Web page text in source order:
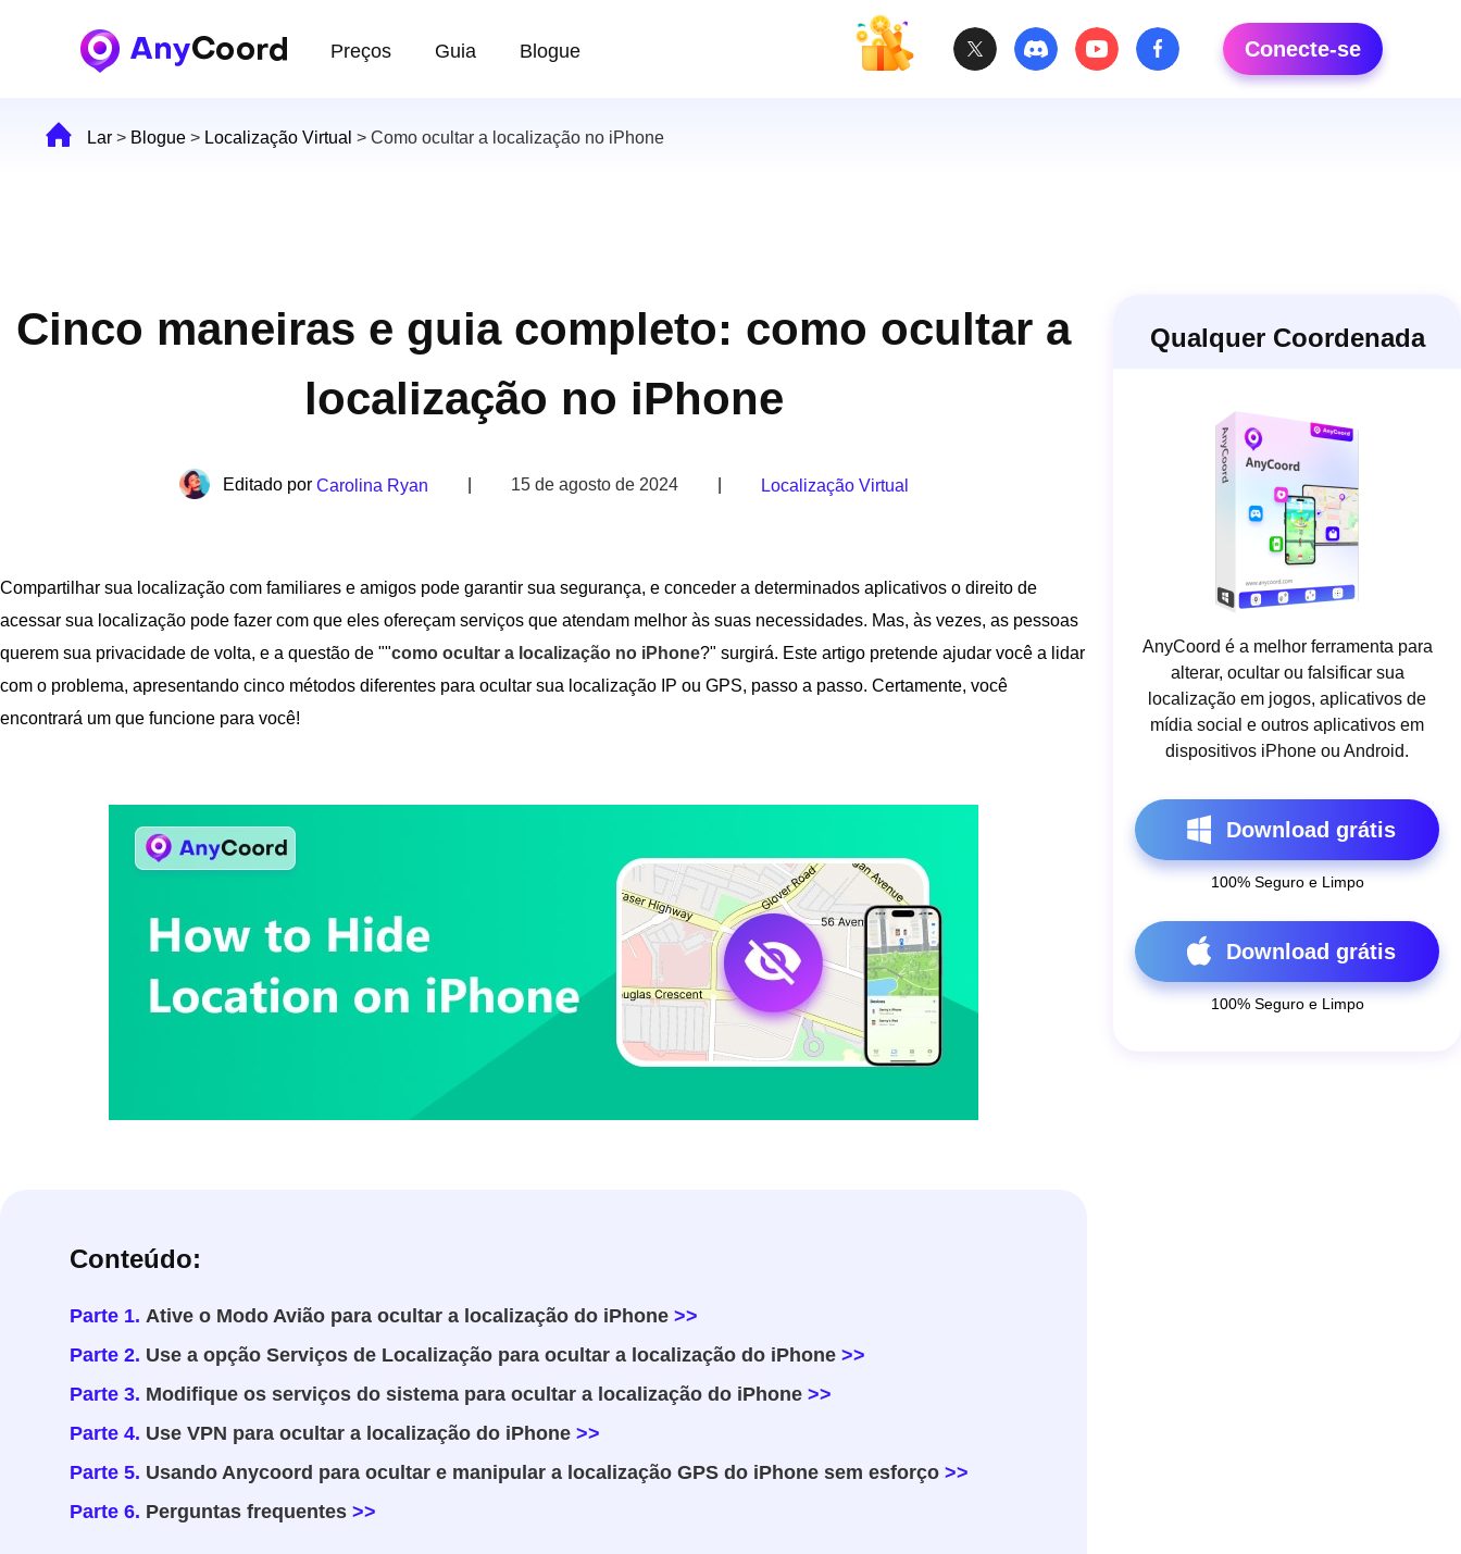
Preços Guia Blogue Conecte-se
Lar > Blogue > Localização Virtual > Como ocultar a localização no iPhone
Cinco maneiras e guia completo: como ocultar a
localização no iPhone
Editado por Carolina Ryan 15 de agosto de 2024 Localização Virtual
Compartilhar sua localização com familiares e amigos pode garantir sua segurança, e conceder a determinados aplicativos o direito de
acessar sua localização pode fazer com que eles ofereçam serviços que atendam melhor às suas necessidades. Mas, às vezes, as pessoas
querem sua privacidade de volta, e a questão de ""como ocultar a localização no iPhone?" surgirá. Este artigo pretende ajudar você a lidar
com o problema, apresentando cinco métodos diferentes para ocultar sua localização IP ou GPS, passo a passo. Certamente, você
encontrará um que funcione para você!
Conteúdo:
Parte 1. Ative o Modo Avião para ocultar a localização do iPhone >>
Parte 2. Use a opção Serviços de Localização para ocultar a localização do iPhone >>
Parte 3. Modifique os serviços do sistema para ocultar a localização do iPhone >>
Parte 4. Use VPN para ocultar a localização do iPhone >>
Parte 5. Usando Anycoord para ocultar e manipular a localização GPS do iPhone sem esforço >>
Parte 6. Perguntas frequentes >>
Qualquer Coordenada
AnyCoord é a melhor ferramenta para
alterar, ocultar ou falsificar sua
localização em jogos, aplicativos de
mídia social e outros aplicativos em
dispositivos iPhone ou Android.
Download grátis
100% Seguro e Limpo
Download grátis
100% Seguro e Limpo